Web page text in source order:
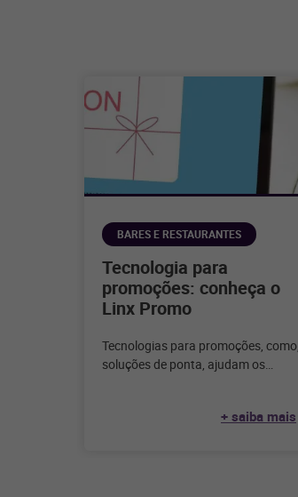
BARES E RESTAURANTES
Tecnologia para
promoções: conheça o
Linx Promo
Tecnologias para promoções, como,
soluções de ponta, ajudam os
promoções personalizas+ saiba mais